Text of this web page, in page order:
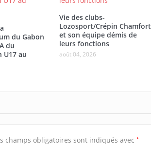
du Gabon
du
U17 au
Vie des clubs-
Lozosport/Crépin Chamfort
et son équipe démis de
leurs fonctions
août 04, 2026
champs obligatoires sont indiqués avec *